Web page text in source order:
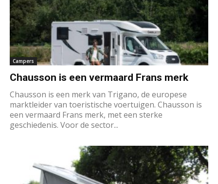
Campers
Chausson is een vermaard Frans merk
Chausson is een merk van Trigano, de europese
marktleider van toeristische voertuigen. Chausson is
een vermaard Frans merk, met een sterke
geschiedenis. Voor de sector...